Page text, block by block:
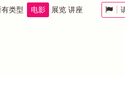
类型 电影 展览 讲座